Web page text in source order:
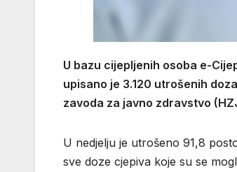
U bazu cijepljenih osoba e-
upisano je 3.120 utrošenih
zavoda za javno zdravstvo
U nedjelju je utrošeno 91,8
sve doze cjepiva koje su se